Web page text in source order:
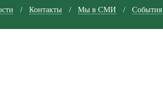
/ Контакты / Мы в СМИ / События